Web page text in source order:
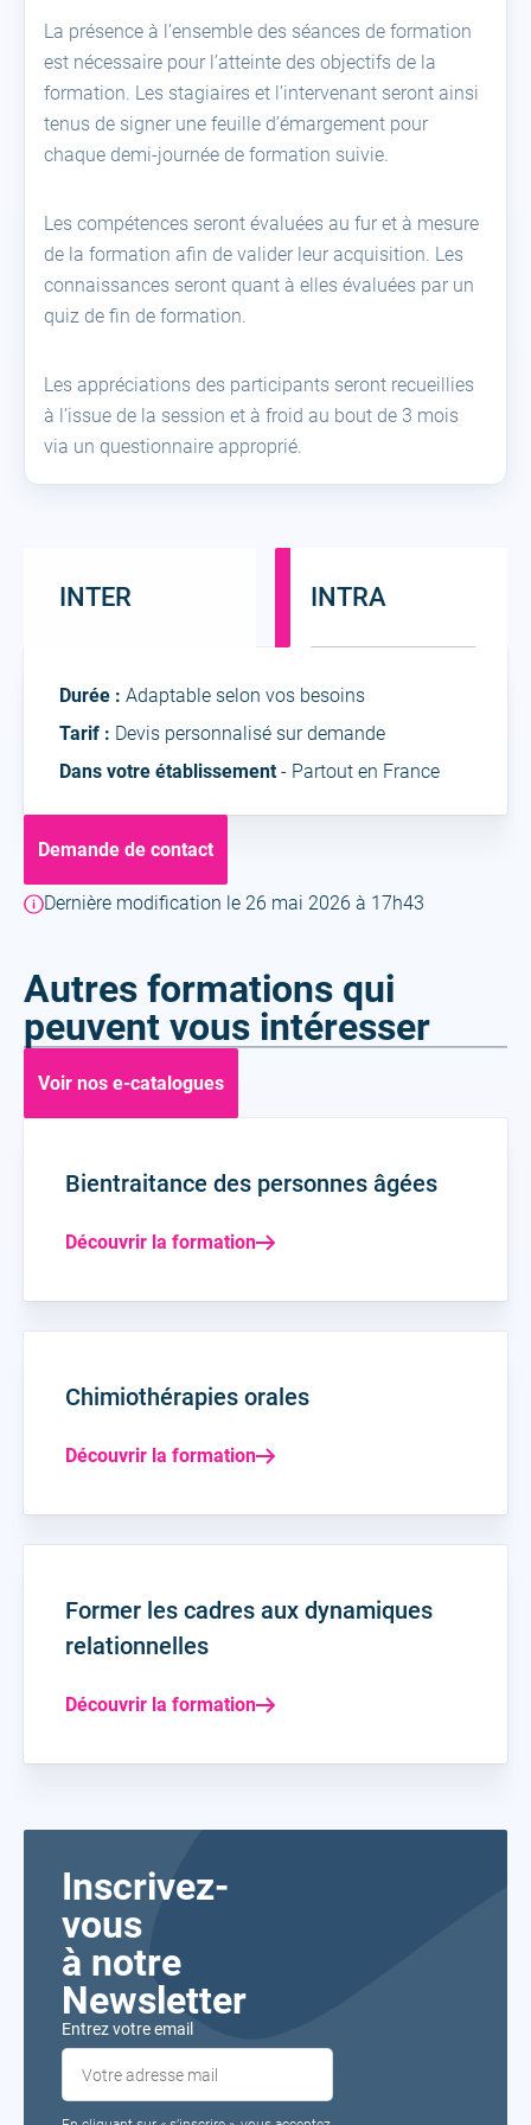
La présence à l’ensemble des séances de formation
est nécessaire pour l’atteinte des objectifs de la
formation. Les stagiaires et l’intervenant seront ainsi
tenus de signer une feuille d’émargement pour
chaque demi-journée de formation suivie.
Les compétences seront évaluées au fur et à mesure
de la formation afin de valider leur acquisition. Les
connaissances seront quant à elles évaluées par un
quiz de fin de formation.
Les appréciations des participants seront recueillies
à l’issue de la session et à froid au bout de 3 mois
via un questionnaire approprié.
INTER INTRA
IntraDurée : Adaptable selon vos besoins
Tarif : Devis personnalisé sur demande
Dans votre établissement- Partout en France
Demande de contact
Dernière modification le 26 mai 2026 à 17h43
Autres formations qui
peuvent vous intéresser
Voir nos e-catalogues
Bientraitance des personnes âgées
Découvrir la formation
Chimiothérapies orales
Découvrir la formation
Former les cadres aux dynamiques
relationnelles
Découvrir la formation
Inscrivez-
vous
à notre
Newsletter
Entrez votre email